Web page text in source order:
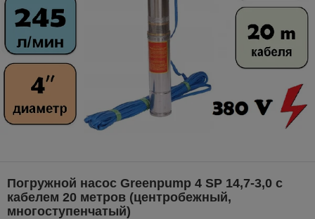
Погружной насос Greenpump 4 SP 14,7-3,0 с
кабелем 20 метров (центробежный,
многоступенчатый)